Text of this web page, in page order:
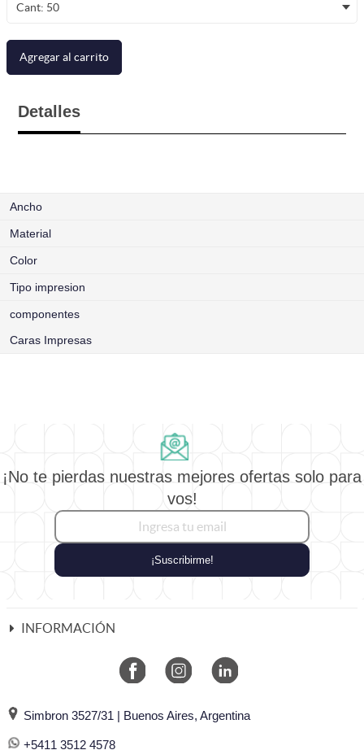
Cant: 50
Agregar al carrito
Detalles
Ancho
Material
Color
Tipo impresion
componentes
Caras Impresas
¡No te pierdas nuestras mejores ofertas solo para
vos!
¡Suscribirme!
INFORMACIÓN
Simbron 3527/31 | Buenos Aires, Argentina
+5411 3512 4578